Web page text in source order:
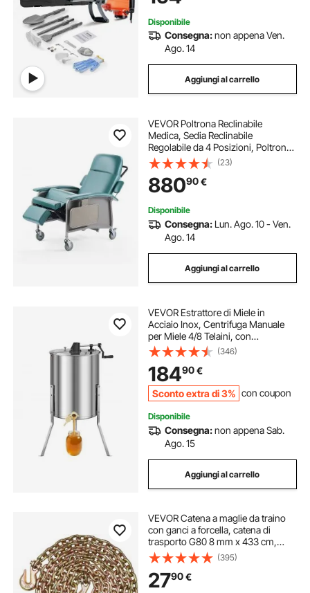
Muro 2200W
Disponibile
Consegna:non appena Ven.
Ago. 14
Aggiungi al carrello
VEVOR Poltrona Reclinabile
Medica, Sedia Reclinabile
Regolabile da 4 Posizioni, Poltrona
Medica Trendelenburg con 4 Ruote,
Seduta Morbida per Ospedale,
Casa di Cura, Assistenza
Domiciliare
(23)
88090€
Disponibile
Consegna: Lun. Ago. 10 - Ven.
Ago. 14
Aggiungi al carrello
VEVOR Estrattore di Miele in
Acciaio Inox, Centrifuga Manuale
per Miele 4/8 Telaini, con
Coperchio Trasparente, Regolabile
in Altezza, Apicoltura per
Estrazione di Favi, 470 x 610 x 1080
mm
(346)
18490€
Sconto extra di 3% con coupon
Disponibile
Consegna:non appena Sab.
Ago. 15
Aggiungi al carrello
VEVOR Catena a maglie da traino
con ganci a forcella, catena di
trasporto G80 8 mm x 433 cm,
capacità di carico della catena per
tronchi 2,22 t, per il fissaggio di
attrezzature per carro attrezzi
(395)
2790€